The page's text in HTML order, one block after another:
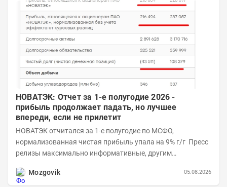
НОВАТЭК: Отчет за 1-е полугодие 2026 -
прибыль продолжает падать, но лучшее
впереди, если не прилетит
НОВАТЭК отчитался за 1-е полугодие по МСФО,
нормализованная чистая прибыль упала на 9% г/г Пресс
релизы максимально информативные, другим
Mozgovik
05.08.2026